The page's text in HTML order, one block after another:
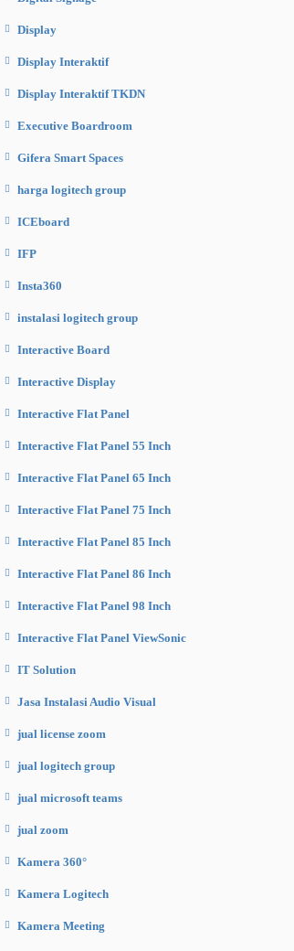
Display
Display Interaktif
Display Interaktif TKDN
Executive Boardroom
Gifera Smart Spaces
harga logitech group
ICEboard
IFP
Insta360
instalasi logitech group
Interactive Board
Interactive Display
Interactive Flat Panel
Interactive Flat Panel 55 Inch
Interactive Flat Panel 65 Inch
Interactive Flat Panel 75 Inch
Interactive Flat Panel 85 Inch
Interactive Flat Panel 86 Inch
Interactive Flat Panel 98 Inch
Interactive Flat Panel ViewSonic
IT Solution
Jasa Instalasi Audio Visual
jual license zoom
jual logitech group
jual microsoft teams
jual zoom
Kamera 360°
Kamera Logitech
Kamera Meeting